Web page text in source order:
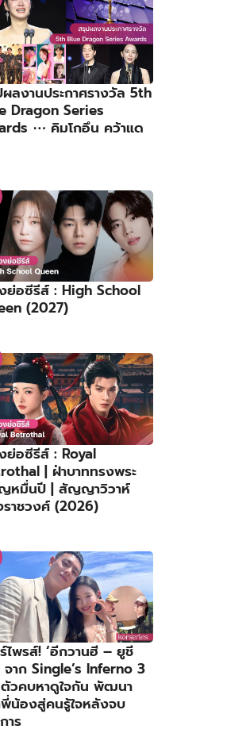
ลงานประกาศรางวัล 5th
Dragon Series
⋯ คิมโกอึน คว้าแด
ย่อซีรีส์ : High School
(2027)
ย่อซีรีส์ : Royal
| ฝ่าบาททรงพระ
ญหมื่นปี | สัญญาวิวาห์
าชวงศ์ (2026)
ไพรส์! ‘อีกวานฮี – ยูชี
จาก Single’s Inferno 3
วคบหาดูใจกัน พัฒนา
น้องสู่คนรู้ใจหลังจบ
าร